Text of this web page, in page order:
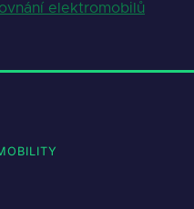
elektromobilů